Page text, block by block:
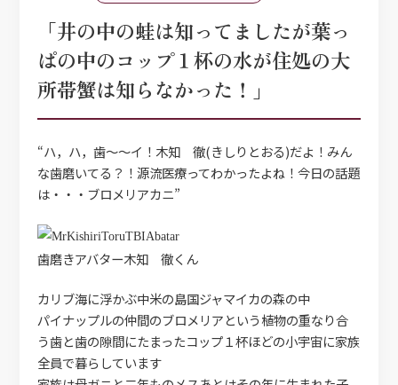
「井の中の蛙は知ってましたが葉っ
ぱの中のコップ１杯の水が住処の大
所帯蟹は知らなかった！」
“ハ，ハ，歯〜〜イ！木知 徹(きしりとおる)だよ！みん
な歯磨いてる？！源流医療ってわかったよね！今日の話題
は・・・ブロメリアカニ”
歯磨きアバター木知 徹くん
カリブ海に浮かぶ中米の島国ジャマイカの森の中
パイナップルの仲間のブロメリアという植物の重なり合
う歯と歯の隙間にたまったコップ１杯ほどの小宇宙に家族
全員で暮らしています